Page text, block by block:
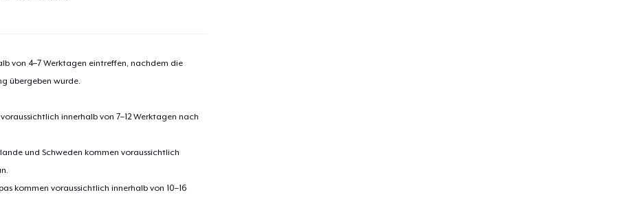
von 4–7 Werktagen eintreffen, nachdem die
übergeben wurde.
innerhalb von 7–12 Werktagen nach
und Schweden kommen voraussichtlich
kommen voraussichtlich innerhalb von 10–16
40,99 $